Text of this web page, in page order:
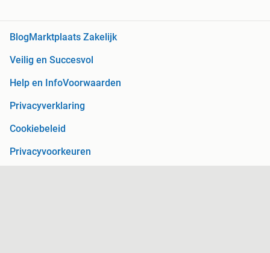
Blog Marktplaats Zakelijk
Veilig en Succesvol
Help en InfoVoorwaarden
Privacyverklaring
Cookiebeleid
Privacyvoorkeuren